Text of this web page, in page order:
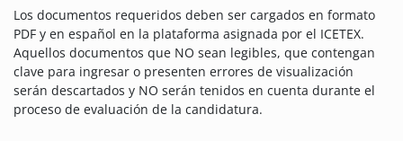
Los documentos requeridos deben ser cargados en formato
PDF y en español en la plataforma asignada por el ICETEX.
Aquellos documentos que NO sean legibles, que contengan
clave para ingresar o presenten errores de visualización
serán descartados y NO serán tenidos en cuenta durante el
proceso de evaluación de la candidatura.